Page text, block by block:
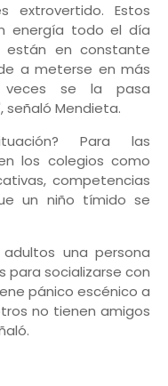
extrovertido. Estos
energía todo el día
están en constante
a meterse en más
veces se la pasa
Mendieta.
Para las
los colegios como
competencias
un niño tímido se
una persona
para socializarse con
pánico escénico a
no tienen amigos